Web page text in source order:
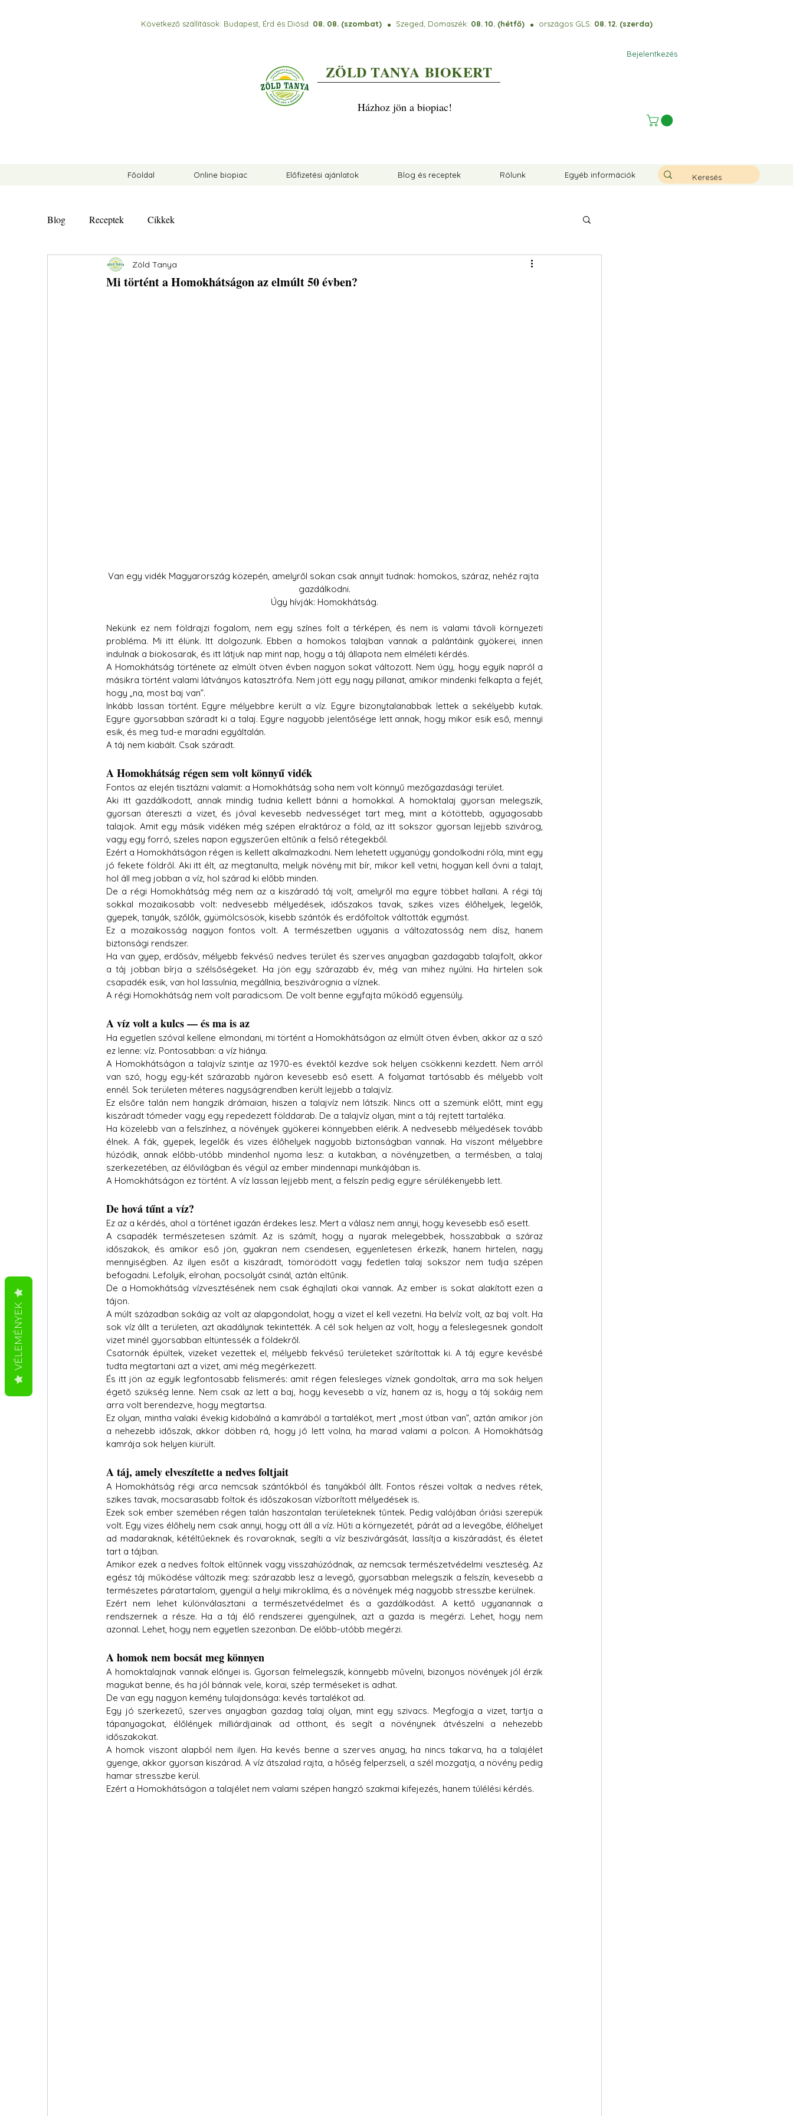
Következő szállítások: Budapest, Érd és Diósd: 08. 08. (szombat) ⚫️ Szeged, Domaszék: 08. 10. (hétfő) ⚫️ országos GLS: 08. 12. (szerda)
ZÖLD TANYA BIOKERT
Házhoz jön a biopiac!
Bejelentkezés
Főoldal Online biopiac Előfizetési ajánlatok Blog és receptek Rólunk Egyéb információk
Blog Receptek Cikkek
Mi történt a Homokhátságon az elmúlt 50 évben?
Zöld Tanya
Van egy vidék Magyarország közepén, amelyről sokan csak annyit tudnak: homokos, száraz, nehéz rajta
gazdálkodni.
Úgy hívják: Homokhátság.
Nekünk ez nem földrajzi fogalom, nem egy színes folt a térképen, és nem is valami távoli környezeti
probléma. Mi itt élünk. Itt dolgozunk. Ebben a homokos talajban vannak a palántáink gyökerei, innen
indulnak a biokosarak, és itt látjuk nap mint nap, hogy a táj állapota nem elméleti kérdés.
A Homokhátság története az elmúlt ötven évben nagyon sokat változott. Nem úgy, hogy egyik napról a
másikra történt valami látványos katasztrófa. Nem jött egy nagy pillanat, amikor mindenki felkapta a fejét,
hogy „na, most baj van”.
Inkább lassan történt. Egyre mélyebbre került a víz. Egyre bizonytalanabbak lettek a sekélyebb kutak.
Egyre gyorsabban száradt ki a talaj. Egyre nagyobb jelentősége lett annak, hogy mikor esik eső, mennyi
esik, és meg tud-e maradni egyáltalán.
A táj nem kiabált. Csak száradt.
A Homokhátság régen sem volt könnyű vidék
Fontos az elején tisztázni valamit: a Homokhátság soha nem volt könnyű mezőgazdasági terület.
Aki itt gazdálkodott, annak mindig tudnia kellett bánni a homokkal. A homoktalaj gyorsan melegszik,
gyorsan átereszti a vizet, és jóval kevesebb nedvességet tart meg, mint a kötöttebb, agyagosabb
talajok. Amit egy másik vidéken még szépen elraktároz a föld, az itt sokszor gyorsan lejjebb szivárog,
vagy egy forró, szeles napon egyszerűen eltűnik a felső rétegekből.
Ezért a Homokhátságon régen is kellett alkalmazkodni. Nem lehetett ugyanúgy gondolkodni róla, mint egy
jó fekete földről. Aki itt élt, az megtanulta, melyik növény mit bír, mikor kell vetni, hogyan kell óvni a talajt,
hol áll meg jobban a víz, hol szárad ki előbb minden.
De a régi Homokhátság még nem az a kiszáradó táj volt, amelyről ma egyre többet hallani. A régi táj
sokkal mozaikosabb volt: nedvesebb mélyedések, időszakos tavak, szikes vizes élőhelyek, legelők,
gyepek, tanyák, szőlők, gyümölcsösök, kisebb szántók és erdőfoltok váltották egymást.
Ez a mozaikosság nagyon fontos volt. A természetben ugyanis a változatosság nem dísz, hanem
biztonsági rendszer.
Ha van gyep, erdősáv, mélyebb fekvésű nedves terület és szerves anyagban gazdagabb talajfolt, akkor
a táj jobban bírja a szélsőségeket. Ha jön egy szárazabb év, még van mihez nyúlni. Ha hirtelen sok
csapadék esik, van hol lassulnia, megállnia, beszivárognia a víznek.
A régi Homokhátság nem volt paradicsom. De volt benne egyfajta működő egyensúly.
A víz volt a kulcs — és ma is az
Ha egyetlen szóval kellene elmondani, mi történt a Homokhátságon az elmúlt ötven évben, akkor az a szó
ez lenne: víz. Pontosabban: a víz hiánya.
A Homokhátságon a talajvíz szintje az 1970-es évektől kezdve sok helyen csökkenni kezdett. Nem arról
van szó, hogy egy-két szárazabb nyáron kevesebb eső esett. A folyamat tartósabb és mélyebb volt
ennél. Sok területen méteres nagyságrendben került lejjebb a talajvíz.
Ez elsőre talán nem hangzik drámaian, hiszen a talajvíz nem látszik. Nincs ott a szemünk előtt, mint egy
kiszáradt tómeder vagy egy repedezett földdarab. De a talajvíz olyan, mint a táj rejtett tartaléka.
Ha közelebb van a felszínhez, a növények gyökerei könnyebben elérik. A nedvesebb mélyedések tovább
élnek. A fák, gyepek, legelők és vizes élőhelyek nagyobb biztonságban vannak. Ha viszont mélyebbre
húzódik, annak előbb-utóbb mindenhol nyoma lesz: a kutakban, a növényzetben, a termésben, a talaj
szerkezetében, az élővilágban és végül az ember mindennapi munkájában is.
A Homokhátságon ez történt. A víz lassan lejjebb ment, a felszín pedig egyre sérülékenyebb lett.
De hová tűnt a víz?
Ez az a kérdés, ahol a történet igazán érdekes lesz. Mert a válasz nem annyi, hogy kevesebb eső esett.
A csapadék természetesen számít. Az is számít, hogy a nyarak melegebbek, hosszabbak a száraz
időszakok, és amikor eső jön, gyakran nem csendesen, egyenletesen érkezik, hanem hirtelen, nagy
mennyiségben. Az ilyen esőt a kiszáradt, tömörödött vagy fedetlen talaj sokszor nem tudja szépen
befogadni. Lefolyik, elrohan, pocsolyát csinál, aztán eltűnik.
De a Homokhátság vízvesztésének nem csak éghajlati okai vannak. Az ember is sokat alakított ezen a
tájon.
A múlt században sokáig az volt az alapgondolat, hogy a vizet el kell vezetni. Ha belvíz volt, az baj volt. Ha
sok víz állt a területen, azt akadálynak tekintették. A cél sok helyen az volt, hogy a feleslegesnek gondolt
vizet minél gyorsabban eltüntessék a földekről.
Csatornák épültek, vizeket vezettek el, mélyebb fekvésű területeket szárítottak ki. A táj egyre kevésbé
tudta megtartani azt a vizet, ami még megérkezett.
És itt jön az egyik legfontosabb felismerés: amit régen felesleges víznek gondoltak, arra ma sok helyen
égető szükség lenne. Nem csak az lett a baj, hogy kevesebb a víz, hanem az is, hogy a táj sokáig nem
arra volt berendezve, hogy megtartsa.
Ez olyan, mintha valaki évekig kidobálná a kamrából a tartalékot, mert „most útban van”, aztán amikor jön
a nehezebb időszak, akkor döbben rá, hogy jó lett volna, ha marad valami a polcon. A Homokhátság
kamrája sok helyen kiürült.
A táj, amely elveszítette a nedves foltjait
A Homokhátság régi arca nemcsak szántókból és tanyákból állt. Fontos részei voltak a nedves rétek,
szikes tavak, mocsarasabb foltok és időszakosan vízborított mélyedések is.
Ezek sok ember szemében régen talán haszontalan területeknek tűntek. Pedig valójában óriási szerepük
volt. Egy vizes élőhely nem csak annyi, hogy ott áll a víz. Hűti a környezetét, párát ad a levegőbe, élőhelyet
ad madaraknak, kétéltűeknek és rovaroknak, segíti a víz beszivárgását, lassítja a kiszáradást, és életet
tart a tájban.
Amikor ezek a nedves foltok eltűnnek vagy visszahúzódnak, az nemcsak természetvédelmi veszteség. Az
egész táj működése változik meg: szárazabb lesz a levegő, gyorsabban melegszik a felszín, kevesebb a
természetes páratartalom, gyengül a helyi mikroklíma, és a növények még nagyobb stresszbe kerülnek.
Ezért nem lehet különválasztani a természetvédelmet és a gazdálkodást. A kettő ugyanannak a
rendszernek a része. Ha a táj élő rendszerei gyengülnek, azt a gazda is megérzi. Lehet, hogy nem
azonnal. Lehet, hogy nem egyetlen szezonban. De előbb-utóbb megérzi.
A homok nem bocsát meg könnyen
A homoktalajnak vannak előnyei is. Gyorsan felmelegszik, könnyebb művelni, bizonyos növények jól érzik
magukat benne, és ha jól bánnak vele, korai, szép terméseket is adhat.
De van egy nagyon kemény tulajdonsága: kevés tartalékot ad.
Egy jó szerkezetű, szerves anyagban gazdag talaj olyan, mint egy szivacs. Megfogja a vizet, tartja a
tápanyagokat, élőlények milliárdjainak ad otthont, és segít a növénynek átvészelni a nehezebb
időszakokat.
A homok viszont alapból nem ilyen. Ha kevés benne a szerves anyag, ha nincs takarva, ha a talajélet
gyenge, akkor gyorsan kiszárad. A víz átszalad rajta, a hőség felperzseli, a szél mozgatja, a növény pedig
hamar stresszbe kerül.
Ezért a Homokhátságon a talajélet nem valami szépen hangzó szakmai kifejezés, hanem túlélési kérdés.
VÉLEMÉNYEK